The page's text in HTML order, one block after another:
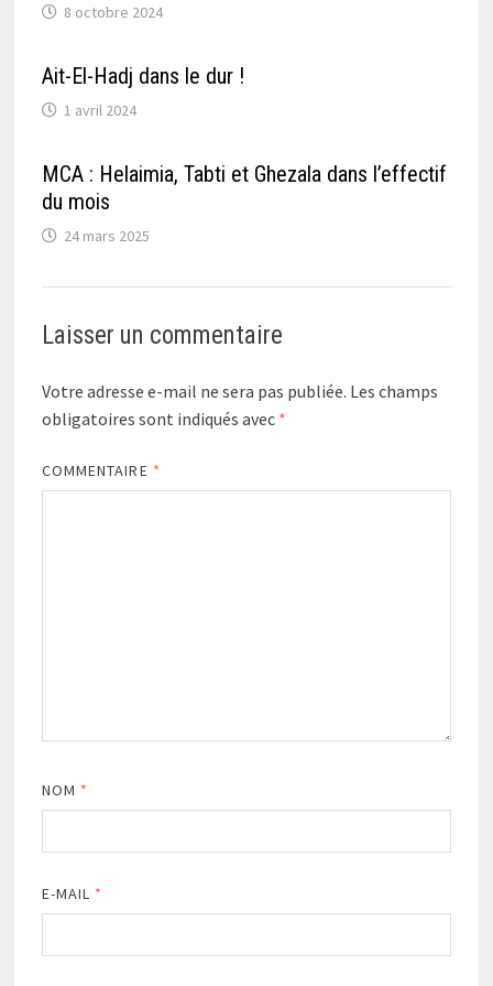
8 octobre 2024
Ait-El-Hadj dans le dur !
1 avril 2024
MCA : Helaimia, Tabti et Ghezala dans l’effectif
du mois
24 mars 2025
Laisser un commentaire
Votre adresse e-mail ne sera pas publiée. Les champs
obligatoires sont indiqués avec *
COMMENTAIRE *
NOM *
E-MAIL *